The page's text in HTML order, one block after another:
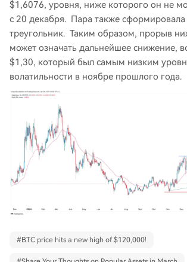
$1,6076, уровня, ниже которого он не
с 20 декабря. Пара также
треугольник. Таким образом, прорыв
может означать дальнейшее снижение,
$1,30, который был самым низким
волатильности в ноябре прошлого года.
#BTC price hits a new high of $120,000!